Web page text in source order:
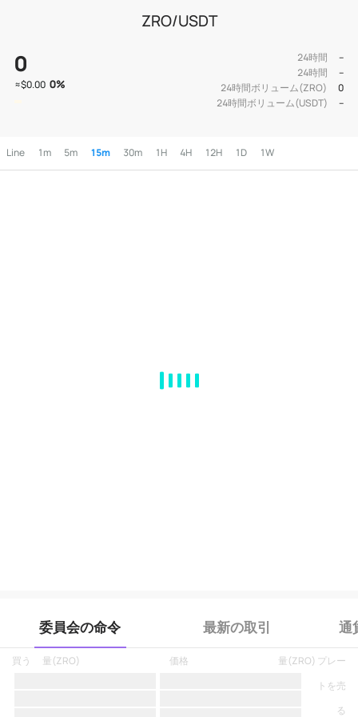
ZRO/USDT
0
≈$0.00 0%
24時間
--
24時間
--
24時間ボリューム(ZRO)
0
24時間ボリューム(USDT)
--
Line 1m 5m 15m 30m 1H 4H 12H 1D 1W
委員会の命令 最新の取引 通
買う 量(ZRO) 価格
プレー
トを売
る
量(ZRO)